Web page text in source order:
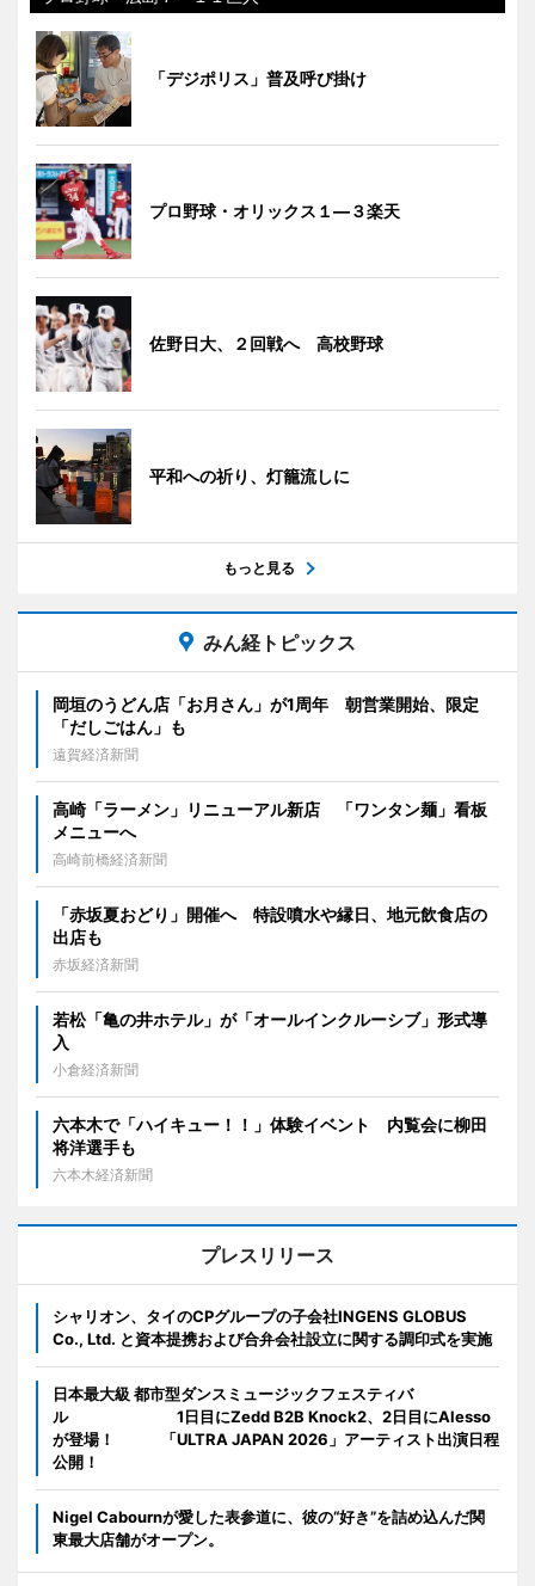
「デジポリス」普及呼び掛け
プロ野球・オリックス１―３楽天
佐野日大、２回戦へ 高校野球
平和への祈り、灯籠流しに
もっと見る
みん経トピックス
岡垣のうどん店「お月さん」が1周年 朝営業開始、限定
「だしごはん」も
遠賀経済新聞
高崎「ラーメン」リニューアル新店 「ワンタン麺」看板
メニューへ
高崎前橋経済新聞
「赤坂夏おどり」開催へ 特設噴水や縁日、地元飲食店の
出店も
赤坂経済新聞
若松「亀の井ホテル」が「オールインクルーシブ」形式導
入
小倉経済新聞
六本木で「ハイキュー！！」体験イベント 内覧会に柳田
将洋選手も
六本木経済新聞
プレスリリース
シャリオン、タイのCPグループの子会社INGENS GLOBUS
Co., Ltd. と資本提携および合弁会社設立に関する調印式を実施
日本最大級 都市型ダンスミュージックフェスティバ
ル 1日目にZedd B2B Knock2、2日目にAlesso
が登場！ 「ULTRA JAPAN 2026」アーティスト出演日程
公開！
Nigel Cabournが愛した表参道に、彼の“好き”を詰め込んだ関
東最大店舗がオープン。